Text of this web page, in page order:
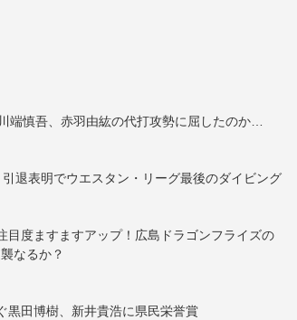
端慎吾、赤羽由紘の代打攻勢に屈したのか…
退表明でウエスタン・リーグ最後のダイビング
度ますますアップ！広島ドラゴンフライズの
なるか？
黒田博樹、新井貴浩に県民栄誉賞